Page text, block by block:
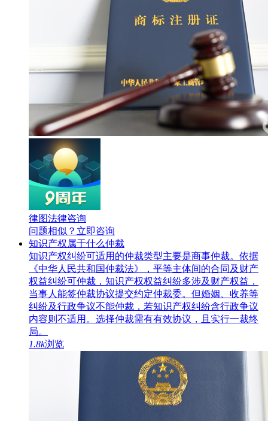
律图法律咨询
问题相似？ 立即咨询
知识产权属于什么仲裁
知识产权纠纷可适用的仲裁类型主要是商事仲裁。依据
《中华人民共和国仲裁法》，平等主体间的合同及财产
权益纠纷可仲裁，知识产权权益纠纷多涉及财产权益，
当事人能签仲裁协议提交约定仲裁委。但婚姻、收养等
纠纷及行政争议不能仲裁，若知识产权纠纷含行政争议
内容则不适用。选择仲裁需有有效协议，且实行一裁终
局。
1.8k浏览